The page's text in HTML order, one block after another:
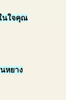
นใจคุณ
หยาง